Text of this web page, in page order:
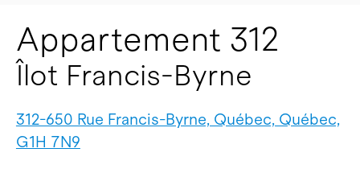
Appartement 312
Îlot Francis-Byrne
312-650 Rue Francis-Byrne, Québec, Québec,
G1H 7N9